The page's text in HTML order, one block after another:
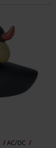
AC/DC